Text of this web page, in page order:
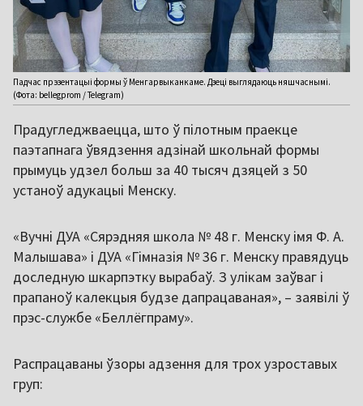
Падчас прэзентацыі формы ў Менгарвыканкаме. Дзеці выглядаюць няшчаснымі.
(Фота: bellegprom / Telegram)
Прадугледжваецца, што ў пілотным праекце
паэтапнага ўвядзення адзінай школьнай формы
прымуць удзел больш за 40 тысяч дзяцей з 50
устаноў адукацыі Менску.
«Вучні ДУА «Сярэдняя школа № 48 г. Менску імя Ф. А.
Малышава» і ДУА «Гімназія № 36 г. Менску правядуць
доследную шкарпэтку вырабаў. З улікам заўваг і
прапаноў калекцыя будзе дапрацаваная», – заявілі ў
прэс-службе «Беллёгпраму».
Распрацаваны ўзоры адзення для трох узроставых
груп: